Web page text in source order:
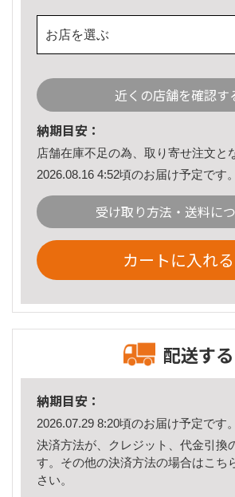
お店を選ぶ
近くの店舗を確認す
納期目安：
店舗在庫不足の為、取り寄せ注文と
2026.08.16 4:52頃のお届け予定です。
受け取り方法・送料に
カートに入れる
配送する
納期目安：
2026.07.29 8:20頃のお届け予定です。
決済方法が、クレジット、代金引換
す。その他の決済方法の場合はこち
さい。